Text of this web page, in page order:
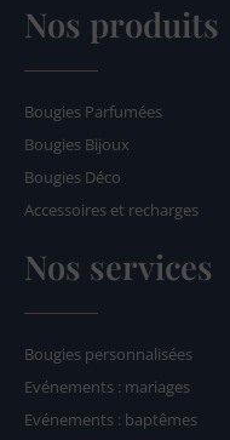
Nos produits
Bougies Parfumées
Bougies Bijoux
Bougies Déco
Accessoires et recharges
Nos services
Bougies personnalisées
Evénements : mariages
Evénements : baptêmes